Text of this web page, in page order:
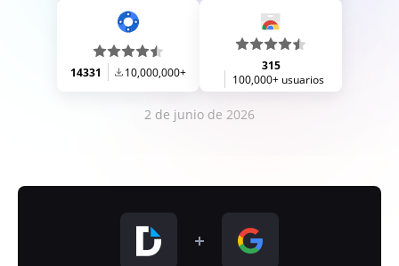
14331 10,000,000+
315
100,000+ usuarios
2 de junio de 2026